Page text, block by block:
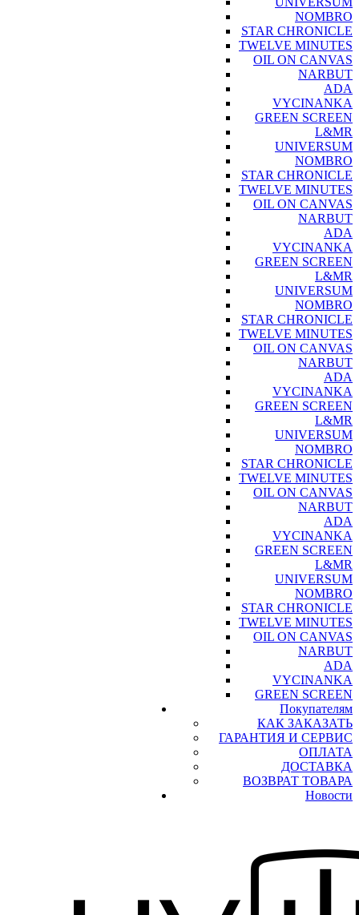
NOMBRO
STAR CHRONICLE
TWELVE MINUTES
OIL ON CANVAS
NARBUT
ADA
VYCINANKA
GREEN SCREEN
L&MR
UNIVERSUM
NOMBRO
STAR CHRONICLE
TWELVE MINUTES
OIL ON CANVAS
NARBUT
ADA
VYCINANKA
GREEN SCREEN
L&MR
UNIVERSUM
NOMBRO
STAR CHRONICLE
TWELVE MINUTES
OIL ON CANVAS
NARBUT
ADA
VYCINANKA
GREEN SCREEN
L&MR
UNIVERSUM
NOMBRO
STAR CHRONICLE
TWELVE MINUTES
OIL ON CANVAS
NARBUT
ADA
VYCINANKA
GREEN SCREEN
L&MR
UNIVERSUM
NOMBRO
STAR CHRONICLE
TWELVE MINUTES
OIL ON CANVAS
NARBUT
ADA
VYCINANKA
GREEN SCREEN
Покупателям
КАК ЗАКАЗАТЬ
ГАРАНТИЯ И СЕРВИС
ОПЛАТА
ДОСТАВКА
ВОЗВРАТ ТОВАРА
Новости